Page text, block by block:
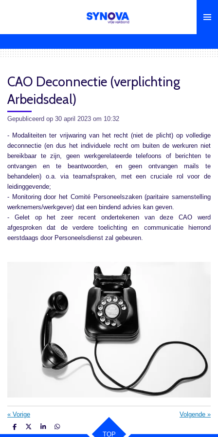
hoofdinhoud
CAO Deconnectie (verplichting
Arbeidsdeal)
Gepubliceerd op 30 april 2023 om 10:32
- Modaliteiten ter vrijwaring van het recht (niet de plicht) op volledige
deconnectie (en dus het individuele recht om buiten de werkuren niet
bereikbaar te zijn, geen werkgerelateerde telefoons of berichten te
ontvangen en te beantwoorden, en geen ontvangen mails te
behandelen) o.a. via teamafspraken, met een cruciale rol voor de
leidinggevende;
- Monitoring door het Comité Personeelszaken (paritaire samenstelling
werknemers/werkgever) dat een bindend advies kan geven.
- Gelet op het zeer recent ondertekenen van deze CAO werd
afgesproken dat de verdere toelichting en communicatie hierrond
eerstdaags door Personeelsdienst zal gebeuren.
« Vorige Volgende »
D
e
D
e
S
h
D
e
TOP